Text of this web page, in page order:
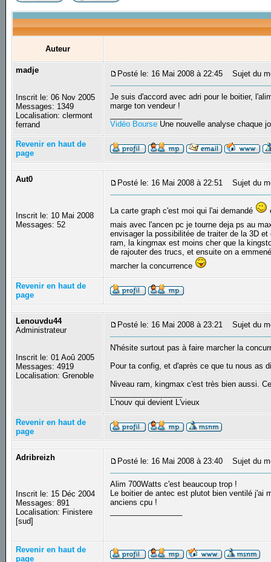
Auteur
madje
Inscrit le: 06 Nov 2005
Messages: 1349
Localisation: clermont
ferrand
Posté le: 16 Mai 2008 à 22:45 Sujet du
Je suis d'accord avec adri pour le boitier,
marge ton vendeur !
Vidéo Bourse Une nouvelle analyse chaque
Revenir en haut de
page
Aut0
Inscrit le: 10 Mai 2008
Messages: 52
Posté le: 16 Mai 2008 à 22:51 Sujet du
La carte graph c'est moi qui l'ai demandé
mais avec l'ancen pc je tourne deja ps au
envisager la possibilitée de traiter de la 3D
ram, la kingmax est moins cher que la
de rajouter des trucs, et ensuite on a
marcher la concurrence
Revenir en haut de
page
Lenouvdu44
Administrateur
Inscrit le: 01 Aoû 2005
Messages: 4919
Localisation: Grenoble
Posté le: 16 Mai 2008 à 23:21 Sujet du
N'hésite surtout pas à faire marcher la
Pour ta config, et d'après ce que tu nous as
Niveau ram, kingmax c'est très bien aussi.
L'nouv qui devient L'vieux
Revenir en haut de
page
Adribreizh
Inscrit le: 15 Déc 2004
Messages: 891
Localisation: Finistere
[sud]
Posté le: 16 Mai 2008 à 23:40 Sujet du
Alim 700Watts c'est beaucoup trop !
Le boitier de antec est plutot bien ventilé j'ai
anciens cpu !
Revenir en haut de
page